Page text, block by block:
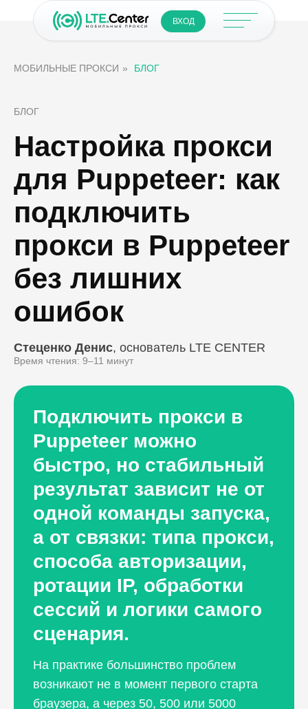
ВХОД
МОБИЛЬНЫЕ ПРОКСИ » БЛОГ
БЛОГ
Настройка прокси
для Puppeteer: как
подключить
прокси в Puppeteer
без лишних
ошибок
Стеценко Денис, основатель LTE CENTER
Время чтения: 9–11 минут
Подключить прокси в
Puppeteer можно
быстро, но стабильный
результат зависит не от
одной команды запуска,
а от связки: типа прокси,
способа авторизации,
ротации IP, обработки
сессий и логики самого
сценария.
На практике большинство проблем
возникают не в момент первого старта
браузера, а через 50, 500 или 5000